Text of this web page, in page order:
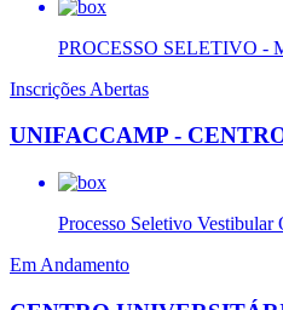
PROCESSO SELETIVO -
Inscrições Abertas
UNIFACCAMP -
Processo Seletivo
Em Andamento